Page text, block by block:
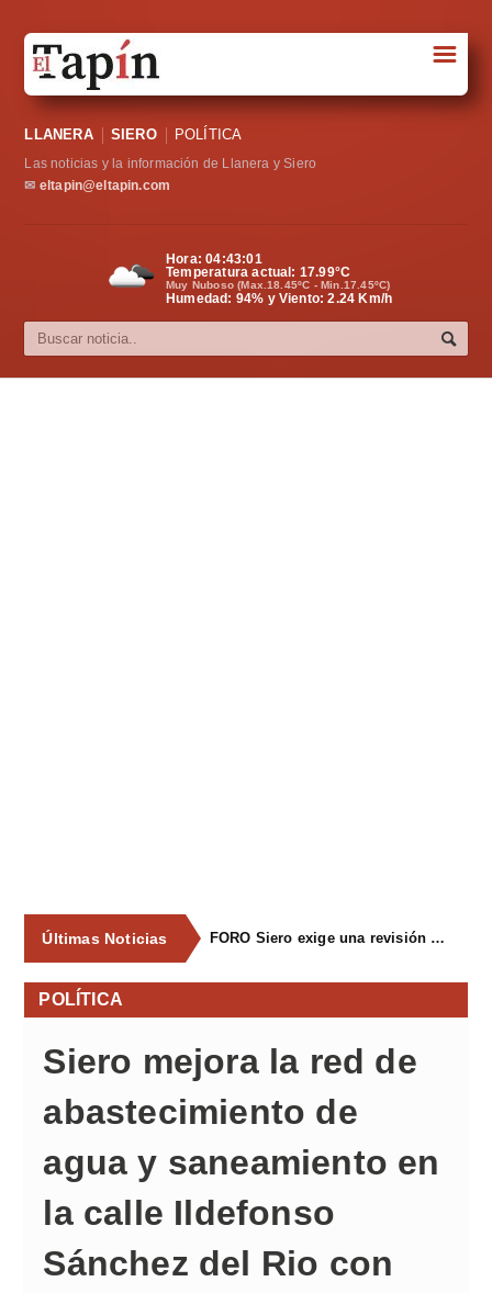
Sociedad
Política
Cultura
☰
LLANERA SIERO POLÍTICA
Las noticias y la información de Llanera y Siero
✉ eltapin@eltapin.com
Hora:04:43:01
Temperatura actual: 17.99°C
Muy Nuboso (Max.18.45ºC - Min.17.45ºC)
Humedad: 94% y Viento: 2.24 Km/h
Últimas Noticias FORO Siero exige una revisión integral del servicio de recogida de residuos para acabar con los contenedores desbordados y la imagen de abandono del concejo
POLÍTICA
Siero mejora la red de
abastecimiento de
agua y saneamiento en
la calle Ildefonso
Sánchez del Rio con